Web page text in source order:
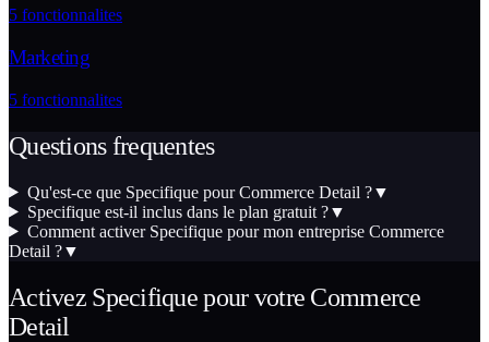
5 fonctionnalites
Marketing
5 fonctionnalites
Questions frequentes
Qu'est-ce que Specifique pour Commerce Detail ?▼
Specifique est-il inclus dans le plan gratuit ?▼
Comment activer Specifique pour mon entreprise Commerce
Detail ?▼
Activez Specifiquepour votre Commerce
Detail